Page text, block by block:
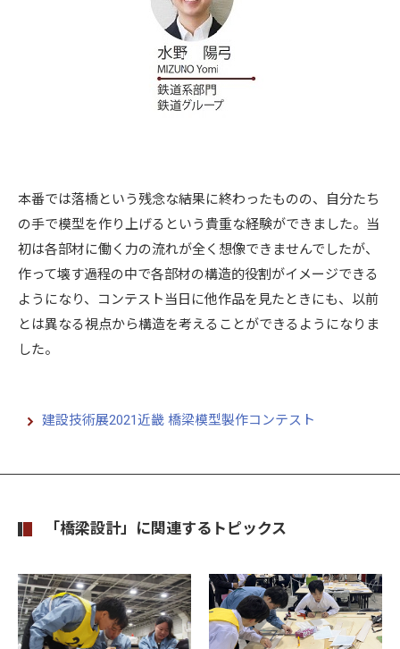
本番では落橋という残念な結果に終わったものの、自分たち
の手で模型を作り上げるという貴重な経験ができました。当
初は各部材に働く力の流れが全く想像できませんでしたが、
作って壊す過程の中で各部材の構造的役割がイメージできる
ようになり、コンテスト当日に他作品を見たときにも、以前
とは異なる視点から構造を考えることができるようになりま
した。
建設技術展2021近畿 橋梁模型製作コンテスト
「橋梁設計」に関連するトピックス